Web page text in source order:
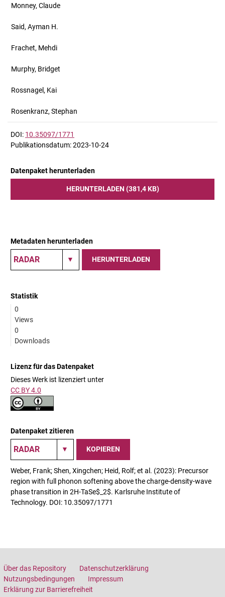
Monney, Claude
Said, Ayman H.
Frachet, Mehdi
Murphy, Bridget
Rossnagel, Kai
Rosenkranz, Stephan
DOI: 10.35097/1771
Publikationsdatum: 2023-10-24
Datenpaket herunterladen
HERUNTERLADEN (381,4 KB)
Metadaten herunterladen
HERUNTERLADEN
Statistik
0
Views
0
Downloads
Lizenz für das Datenpaket
Dieses Werk ist lizenziert unter
CC BY 4.0
Datenpaket zitieren
KOPIEREN
Weber, Frank; Shen, Xingchen; Heid, Rolf; et al. (2023): Precursor
region with full phonon softening above the charge-density-wave
phase transition in 2H-TaSe$_2$. Karlsruhe Institute of
Technology. DOI: 10.35097/1771
Über das Repository
Datenschutzerklärung
Nutzungsbedingungen
Impressum
Erklärung zur Barrierefreiheit